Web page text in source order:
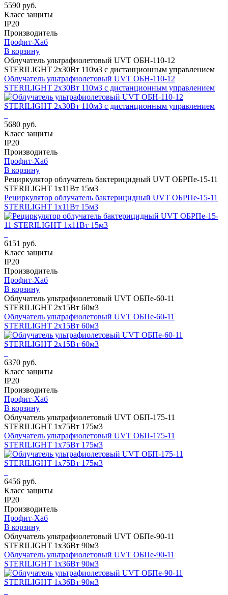
5590 руб.
Класс защиты
IP20
Производитель
Профит-Хаб
В корзину
Облучатель ультрафиолетовый UVT ОБН-110-12
STERILIGHT 2х30Вт 110м3 с дистанционным управлением
Облучатель ультрафиолетовый UVT ОБН-110-12
STERILIGHT 2х30Вт 110м3 с дистанционным управлением
5680 руб.
Класс защиты
IP20
Производитель
Профит-Хаб
В корзину
Рециркулятор облучатель бактерицидный UVT ОБРПе-15-11
STERILIGHT 1х11Вт 15м3
Рециркулятор облучатель бактерицидный UVT ОБРПе-15-11
STERILIGHT 1х11Вт 15м3
6151 руб.
Класс защиты
IP20
Производитель
Профит-Хаб
В корзину
Облучатель ультрафиолетовый UVT ОБПе-60-11
STERILIGHT 2х15Вт 60м3
Облучатель ультрафиолетовый UVT ОБПе-60-11
STERILIGHT 2х15Вт 60м3
6370 руб.
Класс защиты
IP20
Производитель
Профит-Хаб
В корзину
Облучатель ультрафиолетовый UVT ОБП-175-11
STERILIGHT 1х75Вт 175м3
Облучатель ультрафиолетовый UVT ОБП-175-11
STERILIGHT 1х75Вт 175м3
6456 руб.
Класс защиты
IP20
Производитель
Профит-Хаб
В корзину
Облучатель ультрафиолетовый UVT ОБПе-90-11
STERILIGHT 1х36Вт 90м3
Облучатель ультрафиолетовый UVT ОБПе-90-11
STERILIGHT 1х36Вт 90м3